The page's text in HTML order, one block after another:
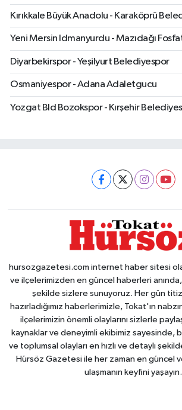
Kırıkkale Büyük Anadolu - Karaköprü
Yeni Mersin Idmanyurdu - Mazıdağı
Diyarbekirspor - Yeşilyurt Belediyespor
Osmaniyespor - Adana Adaletgucu
Yozgat Bld Bozokspor - Kırşehir
hursozgazetesi.com internet haber sitesi
ve ilçelerimizden en güncel haberleri
şekilde sizlere sunuyoruz. Her gün titiz
hazırladığımız haberlerimizle, Tokat'ın
ilçelerimizin önemli olaylarını sizlerle
kaynaklar ve deneyimli ekibimiz sayesinde,
ve toplumsal olayları en hızlı ve detaylı
Hürsöz Gazetesi ile her zaman en güncel
ulaşmanın keyfini yaşayın.